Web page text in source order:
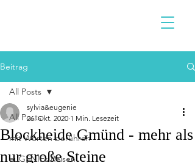
Beitrag
All Posts
mit Worten berühren
euGENIEs Reisen
All Posts
Blockheide Gmünd - mehr als
nur große Steine
sylvia&eugenie
26. Okt. 2020 1 Min. Lesezeit